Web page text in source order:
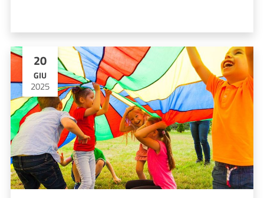
20
GIU
2025